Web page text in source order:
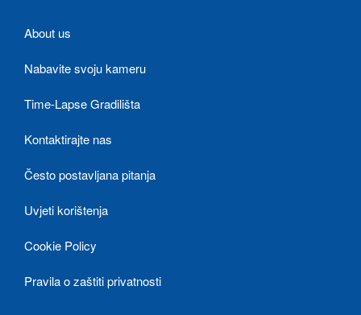
About us
Nabavite svoju kameru
Time-Lapse Gradilišta
Kontaktirajte nas
Često postavljana pitanja
Uvjeti korištenja
Cookie Policy
Pravila o zaštiti privatnosti